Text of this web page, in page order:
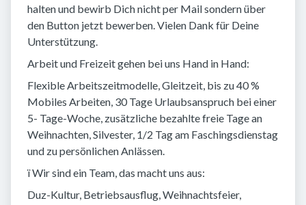
halten und bewirb Dich nicht per Mail sondern über
den Button jetzt bewerben. Vielen Dank für Deine
Unterstützung.
Arbeit und Freizeit gehen bei uns Hand in Hand:
Flexible Arbeitszeitmodelle, Gleitzeit, bis zu 40 %
Mobiles Arbeiten, 30 Tage Urlaubsanspruch bei einer
5- Tage-Woche, zusätzliche bezahlte freie Tage an
Weihnachten, Silvester, 1/2 Tag am Faschingsdienstag
und zu persönlichen Anlässen.
ï Wir sind ein Team, das macht uns aus:
Duz-Kultur, Betriebsausflug, Weihnachtsfeier,